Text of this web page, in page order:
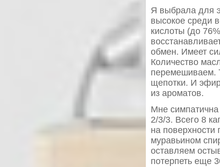
Я выбрала для
высокое среди
кислоты (до
обмен. Имеет
Количество
перемешиваем.
щепотки. И
из ароматов.
Мне
2/3/3. Всего 8
на поверхности
муравьином
оставляем
потерпеть еще